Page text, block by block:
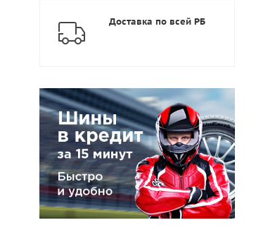
Доставка по всей РБ